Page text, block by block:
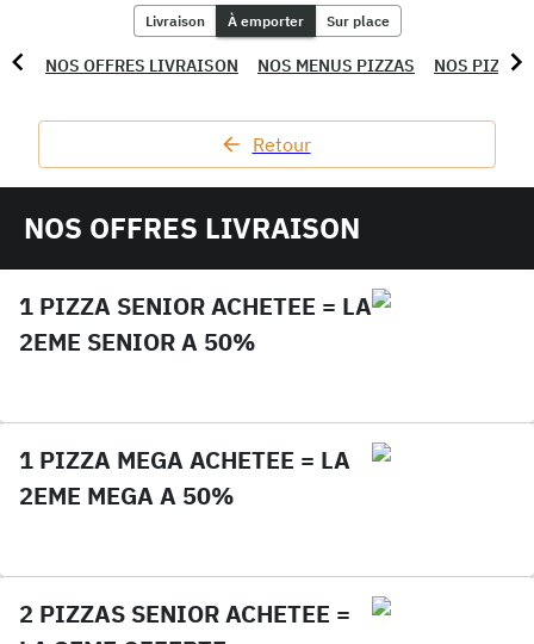
NOS OFFRES LIVRAISON NOS MENUS PIZZAS NOS PIZZAS
Livraison À emporter Sur place
Retour
NOS OFFRES LIVRAISON
1 PIZZA SENIOR ACHETEE = LA
2EME SENIOR A 50%
1 PIZZA MEGA ACHETEE = LA
2EME MEGA A 50%
2 PIZZAS SENIOR ACHETEE =